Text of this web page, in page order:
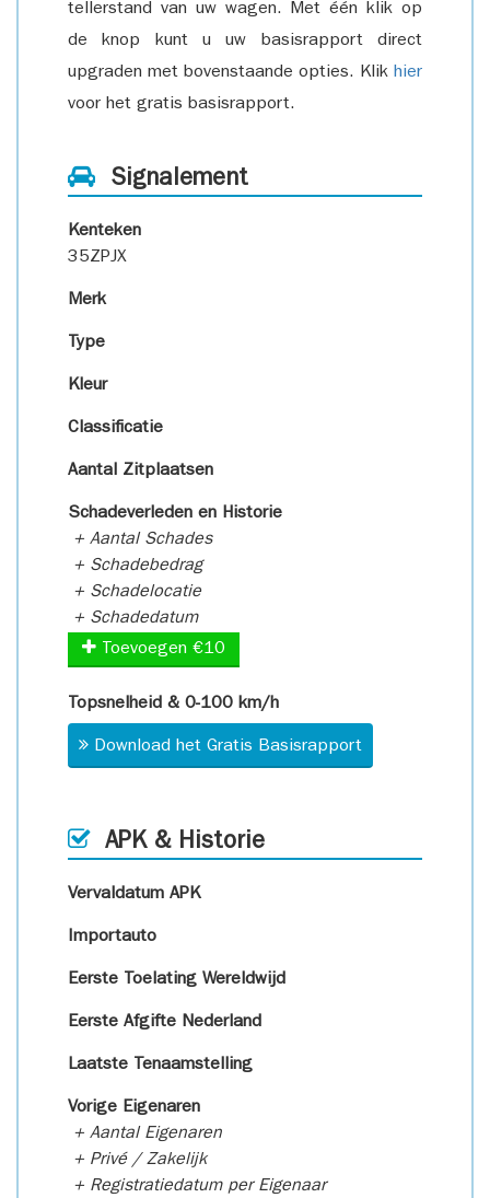
tellerstand van uw wagen. Met één klik op
de knop kunt u uw basisrapport direct
upgraden met bovenstaande opties. Klik hier
voor het gratis basisrapport.
Signalement
Kenteken
35ZPJX
Merk
Type
Kleur
Classificatie
Aantal Zitplaatsen
Schadeverleden en Historie
+ Aantal Schades
+ Schadebedrag
+ Schadelocatie
+ Schadedatum
Toevoegen €10
Topsnelheid & 0-100 km/h
Download het Gratis Basisrapport
APK & Historie
Vervaldatum APK
Importauto
Eerste Toelating Wereldwijd
Eerste Afgifte Nederland
Laatste Tenaamstelling
Vorige Eigenaren
+ Aantal Eigenaren
+ Privé / Zakelijk
+ Registratiedatum per Eigenaar